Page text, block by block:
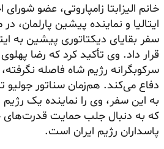
خانم الیزابتا زامپاروتی، عضو
ایتالیا و نماینده پیشین پارلمان، در
سفر بقایای دیکتاتوری پیشین به
قرار داد. وی تأکید کرد که رضا
سرکوبگرانه رژیم شاه فاصله
دفاع می‌کند. هم‌زمان سناتور جولیو
به این سفر، وی را نماینده یک
که به دنبال جلب حمایت قدرت‌های
پاسداران رژیم ایران است.